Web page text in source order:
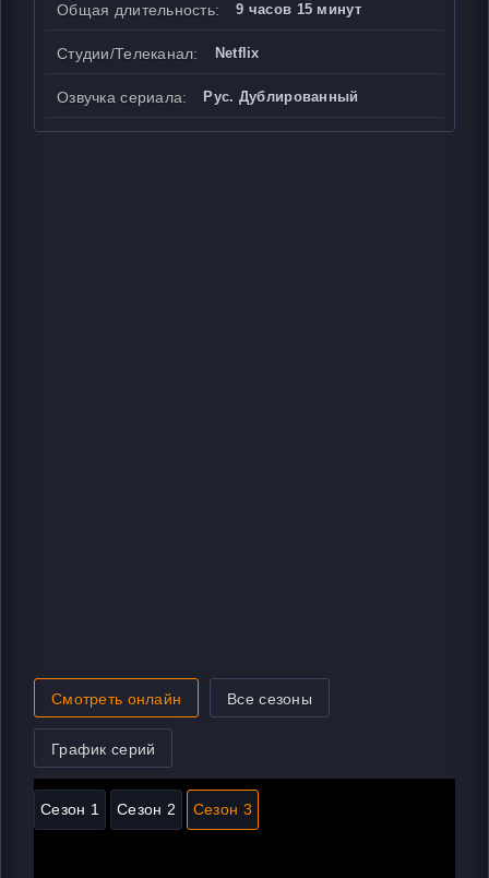
Общая длительность: 9 часов 15 минут
Студии/Телеканал: Netflix
Озвучка сериала: Рус. Дублированный
Смотреть онлайн Все сезоны
График серий
Сезон 1 Сезон 2 Сезон 3